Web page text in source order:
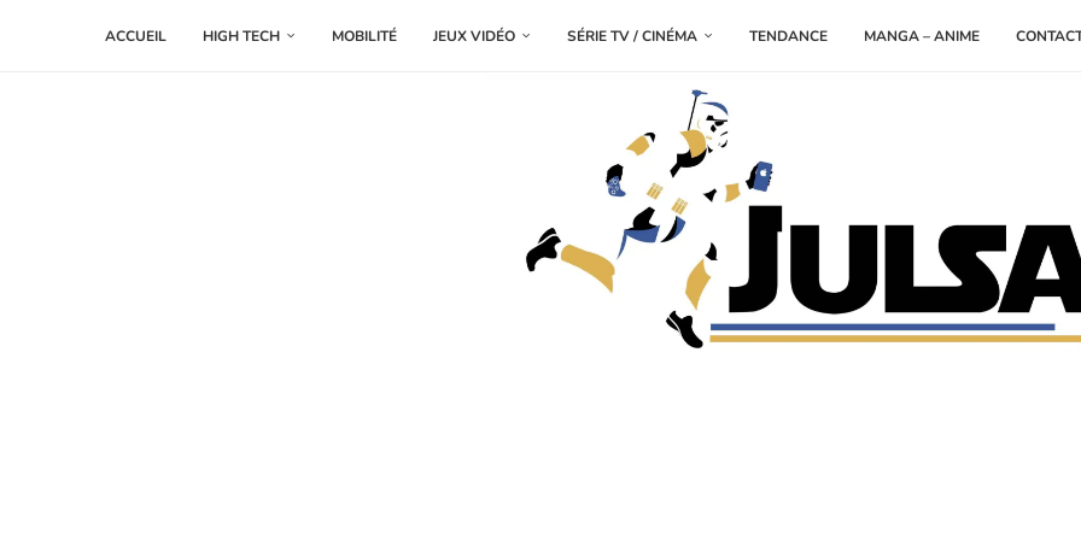
ACCUEIL HIGH TECH MOBILITÉ JEUX VIDÉO SÉRIE TV / CINÉMA TENDANCE MANGA – ANIME